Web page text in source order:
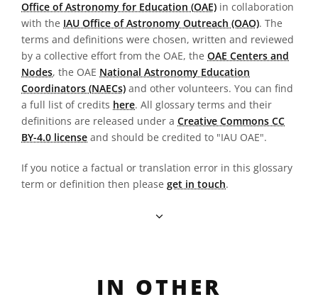
Office of Astronomy for Education (OAE) in collaboration
with the IAU Office of Astronomy Outreach (OAO). The
terms and definitions were chosen, written and reviewed
by a collective effort from the OAE, the OAE Centers and
Nodes, the OAE National Astronomy Education
Coordinators (NAECs) and other volunteers. You can find
a full list of credits here. All glossary terms and their
definitions are released under a Creative Commons CC
BY-4.0 license and should be credited to "IAU OAE".
If you notice a factual or translation error in this glossary
term or definition then please get in touch.
IN OTHER